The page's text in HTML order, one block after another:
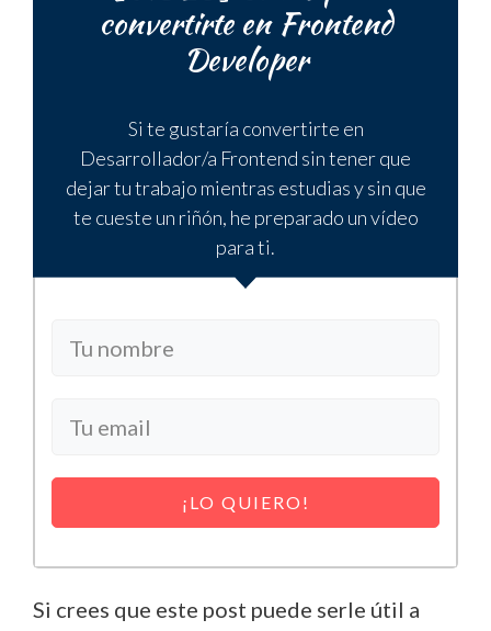
convertirte en Frontend
Developer
Si te gustaría convertirte en
Desarrollador/a Frontend sin tener que
dejar tu trabajo mientras estudias y sin que
te cueste un riñón, he preparado un vídeo
para ti.
¡LO QUIERO!
Si crees que este post puede serle útil a